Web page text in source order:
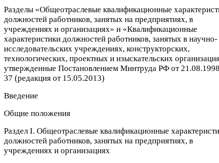
Разделы «Общеотраслевые квалификационные
должностей работников, занятых на предприятиях, в
учреждениях и организациях» и «Квалификационные
характеристики должностей работников, занятых в научно-
исследовательских учреждениях, конструкторских,
технологических, проектных и изыскательских
утвержденные Постановлением Минтруда РФ от
37 (редакция от 15.05.2013)
Введение
Общие положения
Раздел I. Общеотраслевые квалификационные
должностей работников, занятых на предприятиях, в
учреждениях и организациях